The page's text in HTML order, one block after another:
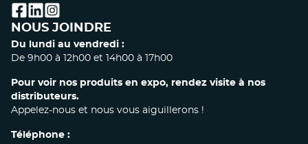
facebook
linkedin
instagram
NOUS JOINDRE
Du lundi au vendredi :
De 9h00 à 12h00 et 14h00 à 17h00
Pour voir nos produits en expo, rendez visite à nos
distributeurs.
Appelez-nous et nous vous aiguillerons !
Téléphone :